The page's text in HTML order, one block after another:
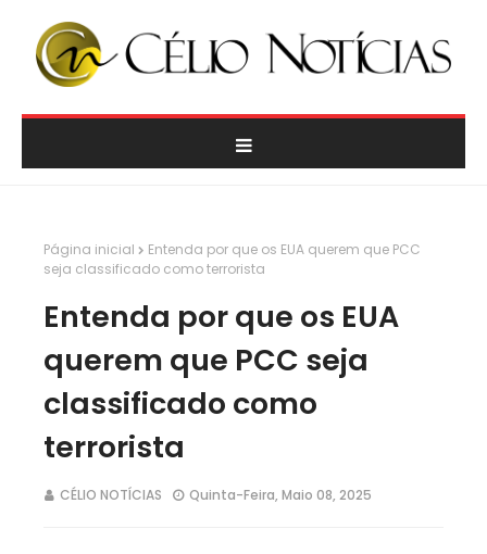
Página inicial
Entenda por que os EUA querem que PCC
seja classificado como terrorista
Entenda por que os EUA
querem que PCC seja
classificado como
terrorista
CÉLIO NOTÍCIAS Quinta-Feira, Maio 08, 2025